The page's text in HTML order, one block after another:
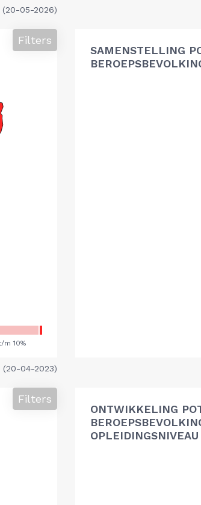
(20-05-2026)
Filters
(20-04-2023)
SAMENSTELLING
Filters
ONTWIKKELING
OPLEIDINGSNIVEAU